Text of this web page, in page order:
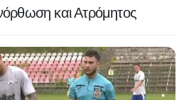
και Ατρόμητος